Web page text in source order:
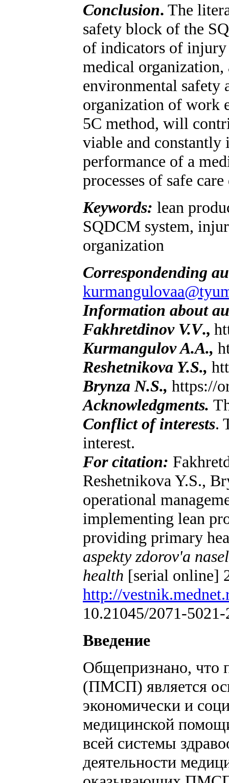
Conclusion. The
safety block of the
of indicators of injury
medical organization,
environmental safety
organization of work
5C method, will
viable and
performance of a
processes of safe
Keywords: lean
SQDCM system,
organization
Correspondending
Information about
Fakhretdinov V.V.,
Kurmangulov A.A.,
Reshetnikova Y.S.,
Brynza N.S., https://
Acknowledgments.
Conflict of interests.
interest.
For citation:
Reshetnikova Y.S.,
operational
implementing lean
providing primary
aspekty zdorov'a
health [serial online]
http://
10.21045/2071-
Введение
Общепризнано, что
(ПМСП) является
экономически и
медицинской
всей системы
деятельности